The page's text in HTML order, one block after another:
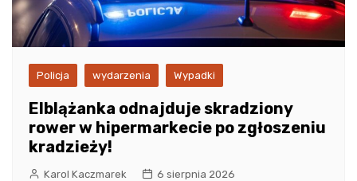
Policja wydarzenia Wypadki
Elblążanka odnajduje skradziony
rower w hipermarkecie po zgłoszeniu
kradzieży!
Karol Kaczmarek 6 sierpnia 2026